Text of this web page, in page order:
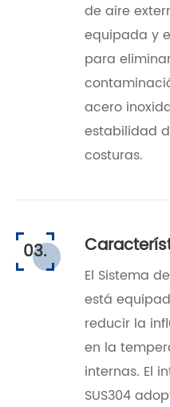
de aire
equipada y
para
acero
estabilidad
costuras.
03.
El Sistema
está
reducir la
en la
internas. El
SUS304